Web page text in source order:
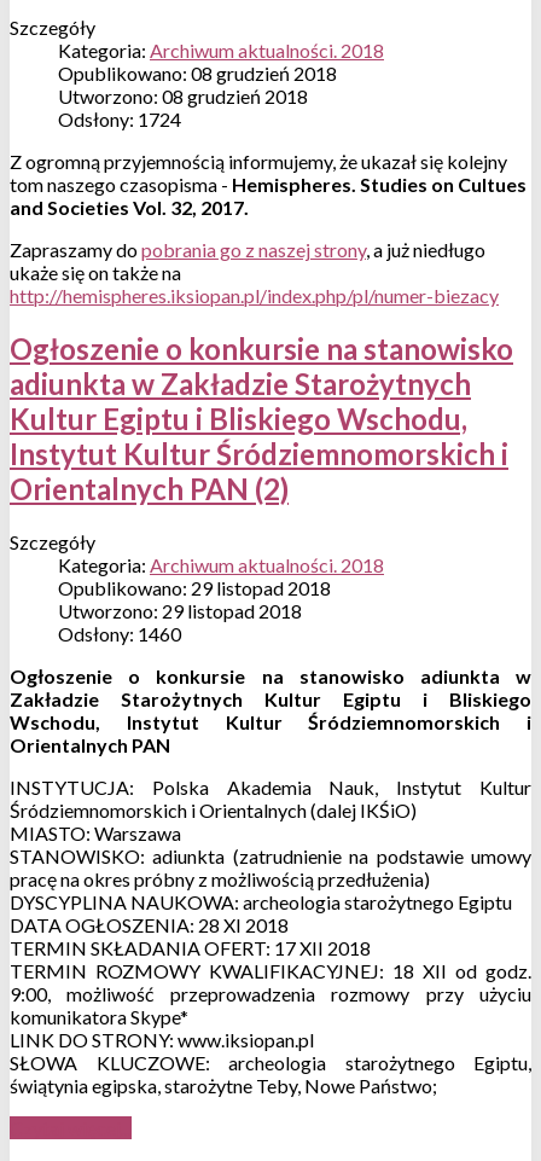
Szczegóły
Kategoria: Archiwum aktualności. 2018
Opublikowano: 08 grudzień 2018
Utworzono: 08 grudzień 2018
Odsłony: 1724
Z ogromną przyjemnością informujemy, że ukazał się kolejny
tom naszego czasopisma - Hemispheres. Studies on Cultues
and Societies Vol. 32, 2017.
Zapraszamy dopobrania go z naszej strony, a już niedługo
ukaże się on także na
http://hemispheres.iksiopan.pl/index.php/pl/numer-biezacy
Ogłoszenie o konkursie na stanowisko
adiunkta w Zakładzie Starożytnych
Kultur Egiptu i Bliskiego Wschodu,
Instytut Kultur Śródziemnomorskich i
Orientalnych PAN (2)
Szczegóły
Kategoria: Archiwum aktualności. 2018
Opublikowano: 29 listopad 2018
Utworzono: 29 listopad 2018
Odsłony: 1460
Ogłoszenie o konkursie na stanowisko adiunkta w
Zakładzie Starożytnych Kultur Egiptu i Bliskiego
Wschodu, Instytut Kultur Śródziemnomorskich i
Orientalnych PAN
INSTYTUCJA: Polska Akademia Nauk, Instytut Kultur
Śródziemnomorskich i Orientalnych (dalej IKŚiO)
MIASTO: Warszawa
STANOWISKO: adiunkta (zatrudnienie na podstawie umowy
pracę na okres próbny z możliwością przedłużenia)
DYSCYPLINA NAUKOWA: archeologia starożytnego Egiptu
DATA OGŁOSZENIA: 28 XI 2018
TERMIN SKŁADANIA OFERT: 17 XII 2018
TERMIN ROZMOWY KWALIFIKACYJNEJ: 18 XII od godz.
9:00, możliwość przeprowadzenia rozmowy przy użyciu
komunikatora Skype*
LINK DO STRONY: www.iksiopan.pl
SŁOWA KLUCZOWE: archeologia starożytnego Egiptu,
świątynia egipska, starożytne Teby, Nowe Państwo;